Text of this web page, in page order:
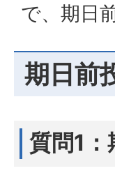
で、期日
期日前
質問1